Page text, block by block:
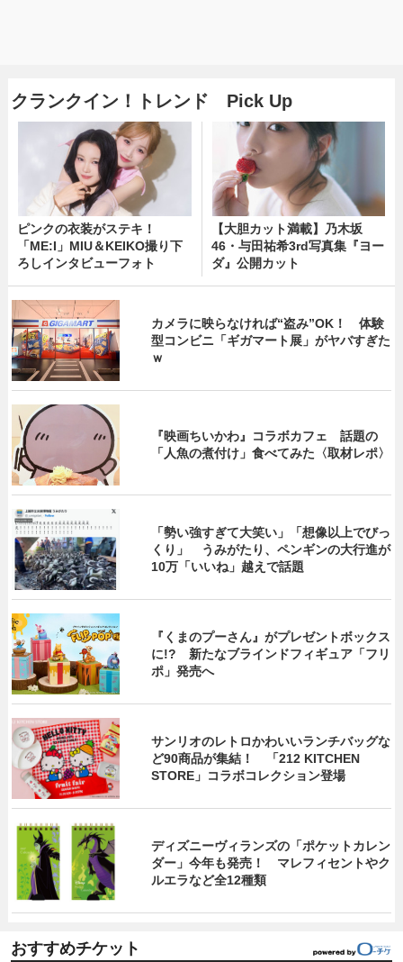
クランクイン！トレンド Pick Up
ピンクの衣装がステキ！
「ME:I」MIU＆KEIKO撮り下
ろしインタビューフォト
【大胆カット満載】乃木坂
46・与田祐希3rd写真集『ヨー
ダ』公開カット
カメラに映らなければ“盗み”OK！ 体験
型コンビニ「ギガマート展」がヤバすぎた
ｗ
『映画ちいかわ』コラボカフェ 話題の
「人魚の煮付け」食べてみた〈取材レポ〉
「勢い強すぎて大笑い」「想像以上でびっ
くり」 うみがたり、ペンギンの大行進が
10万「いいね」越えで話題
『くまのプーさん』がプレゼントボックス
に!? 新たなブラインドフィギュア「フリ
ポ」発売へ
サンリオのレトロかわいいランチバッグな
ど90商品が集結！ 「212 KITCHEN
STORE」コラボコレクション登場
ディズニーヴィランズの「ポケットカレン
ダー」今年も発売！ マレフィセントやク
ルエラなど全12種類
おすすめチケット